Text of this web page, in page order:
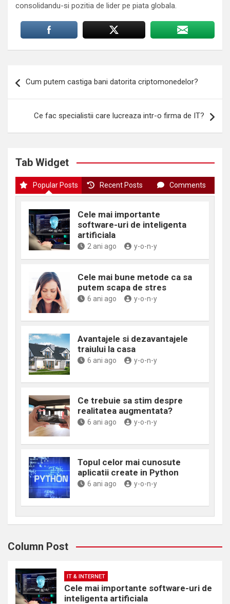
consolidandu-si pozitia de lider pe piata globala.
în
Cum putem castiga bani datorita criptomonedelor?
Ce fac specialistii care lucreaza intr-o firma de IT?
Tab Widget
Popular Posts Recent Posts Comments
Cele mai importante
software-uri de inteligenta
artificiala
2 ani ago y-o-n-y
Cele mai bune metode ca sa
putem scapa de stres
6 ani ago y-o-n-y
Avantajele si dezavantajele
traiului la casa
6 ani ago y-o-n-y
Ce trebuie sa stim despre
realitatea augmentata?
6 ani ago y-o-n-y
Topul celor mai cunosute
aplicatii create in Python
6 ani ago y-o-n-y
Column Post
IT & INTERNET
Cele mai importante software-uri de
inteligenta artificiala